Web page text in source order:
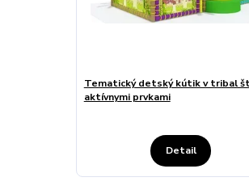
Tematický detský kútik v tribal
aktívnymi prvkami
Detail